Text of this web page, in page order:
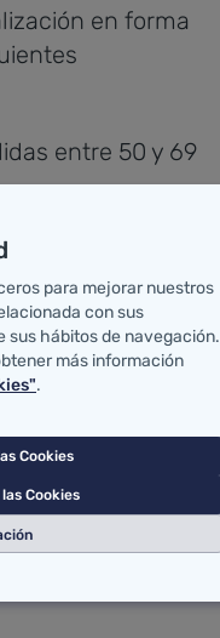
en forma
entre 50 y 69
de cribado
y la preparación
el centro de
para mejorar nuestros
con sus
sus hábitos de navegación.
más información
.
Cookies
Cookies